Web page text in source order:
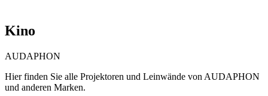
Kino
AUDAPHON
Hier finden Sie alle Projektoren und Leinwände von AUDAPHON
und anderen Marken.